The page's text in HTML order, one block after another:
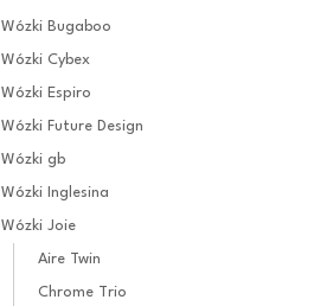
Wózki Bugaboo
Wózki Cybex
Wózki Espiro
Wózki Future Design
Wózki gb
Wózki Inglesina
Wózki Joie
Aire Twin
Chrome Trio